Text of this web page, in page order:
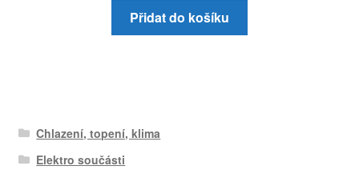
Přidat do košíku
Chlazení, topení, klima
Elektro součásti